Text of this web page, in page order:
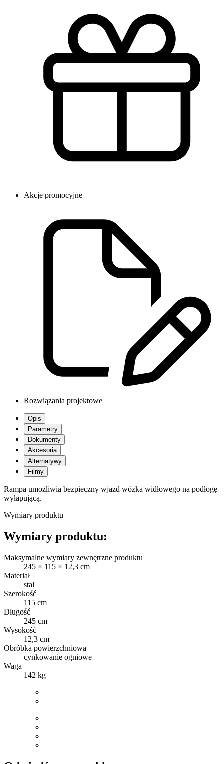
Akcje promocyjne
Rozwiązania projektowe
Opis
Parametry
Dokumenty
Akcesoria
Alternatywy
Filmy
Rampa umożliwia bezpieczny wjazd wózka widłowego na podłogę
wyłapującą.
Wymiary produktu
Wymiary produktu:
Maksymalne wymiary zewnętrzne produktu
245 × 115 × 12,3 cm
Materiał
stal
Szerokość
115 cm
Długość
245 cm
Wysokość
12,3 cm
Obróbka powierzchniowa
cynkowanie ogniowe
Waga
142 kg